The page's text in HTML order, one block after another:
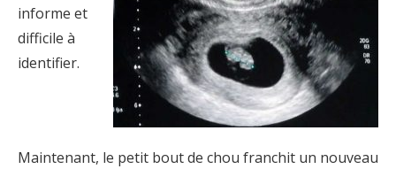
informe et
difficile à
identifier.
Maintenant, le petit bout de chou franchit un nouveau